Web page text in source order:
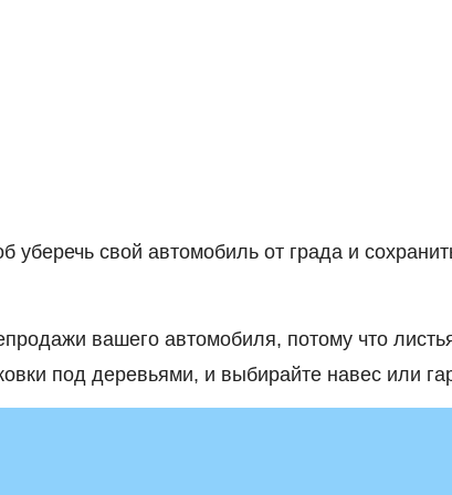
свой автомобиль от града и
вашего автомобиля, потому что
под деревьями, и выбирайте навес или